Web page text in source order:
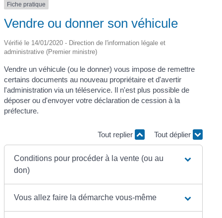
Fiche pratique
Vendre ou donner son véhicule
Vérifié le 14/01/2020 - Direction de l'information légale et
administrative (Premier ministre)
Vendre un véhicule (ou le donner) vous impose de remettre
certains documents au nouveau propriétaire et d'avertir
l'administration via un téléservice. Il n'est plus possible de
déposer ou d'envoyer votre déclaration de cession à la
préfecture.
Tout replier Tout déplier
Conditions pour procéder à la vente (ou au
don)
Vous allez faire la démarche vous-même